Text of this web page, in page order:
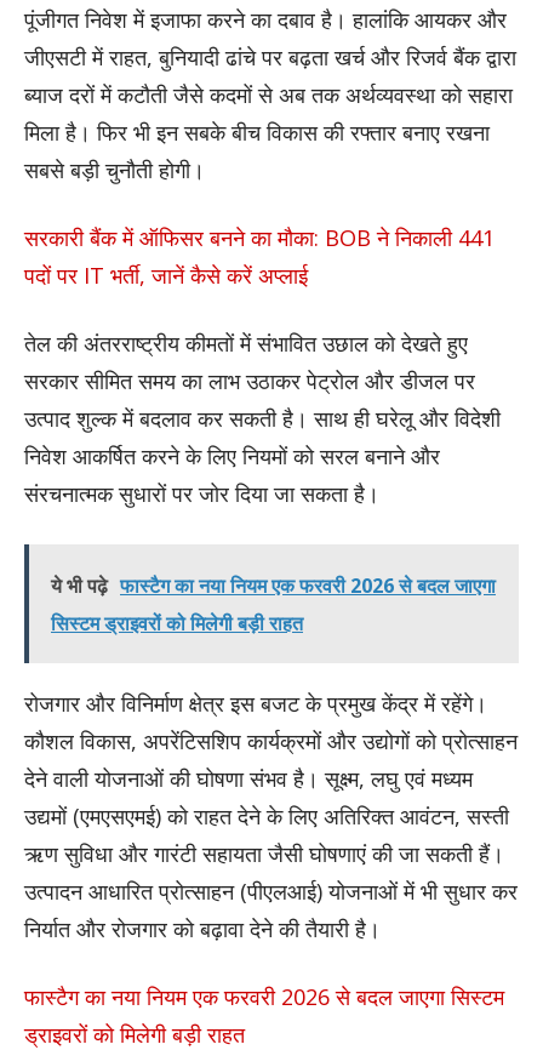
पूंजीगत निवेश में इजाफा करने का दबाव है। हालांकि आयकर और
जीएसटी में राहत, बुनियादी ढांचे पर बढ़ता खर्च और रिजर्व बैंक द्वारा
ब्याज दरों में कटौती जैसे कदमों से अब तक अर्थव्यवस्था को सहारा
मिला है। फिर भी इन सबके बीच विकास की रफ्तार बनाए रखना
सबसे बड़ी चुनौती होगी।
सरकारी बैंक में ऑफिसर बनने का मौका: BOB ने निकाली 441
पदों पर IT भर्ती, जानें कैसे करें अप्लाई
तेल की अंतरराष्ट्रीय कीमतों में संभावित उछाल को देखते हुए
सरकार सीमित समय का लाभ उठाकर पेट्रोल और डीजल पर
उत्पाद शुल्क में बदलाव कर सकती है। साथ ही घरेलू और विदेशी
निवेश आकर्षित करने के लिए नियमों को सरल बनाने और
संरचनात्मक सुधारों पर जोर दिया जा सकता है।
ये भी पढ़े फास्टैग का नया नियम एक फरवरी 2026 से बदल जाएगा
सिस्टम ड्राइवरों को मिलेगी बड़ी राहत
रोजगार और विनिर्माण क्षेत्र इस बजट के प्रमुख केंद्र में रहेंगे।
कौशल विकास, अपरेंटिसशिप कार्यक्रमों और उद्योगों को प्रोत्साहन
देने वाली योजनाओं की घोषणा संभव है। सूक्ष्म, लघु एवं मध्यम
उद्यमों (एमएसएमई) को राहत देने के लिए अतिरिक्त आवंटन, सस्ती
ऋण सुविधा और गारंटी सहायता जैसी घोषणाएं की जा सकती हैं।
उत्पादन आधारित प्रोत्साहन (पीएलआई) योजनाओं में भी सुधार कर
निर्यात और रोजगार को बढ़ावा देने की तैयारी है।
फास्टैग का नया नियम एक फरवरी 2026 से बदल जाएगा सिस्टम
ड्राइवरों को मिलेगी बड़ी राहत